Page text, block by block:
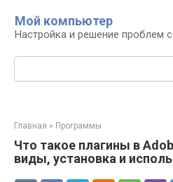
контенту
Мой компьютер
Настройка и решение проблем
Поиск:
Главная » Программы
Что такое плагины в
виды, установка и